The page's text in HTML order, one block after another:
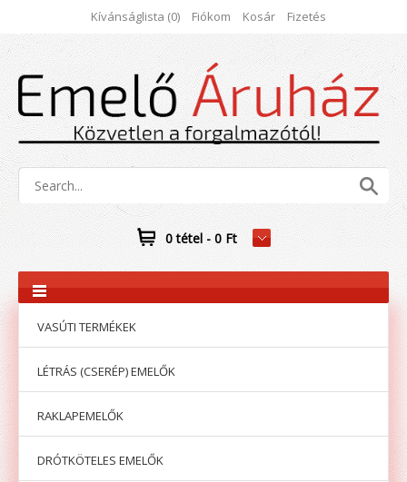
Kívánságlista (0) Fiókom Kosár Fizetés
0 tétel - 0 Ft
VASÚTI TERMÉKEK
LÉTRÁS (CSERÉP) EMELŐK
RAKLAPEMELŐK
DRÓTKÖTELES EMELŐK